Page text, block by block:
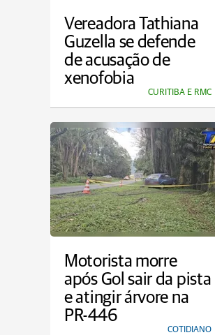
Vereadora Tathiana
Guzella se defende
de acusação de
xenofobia
CURITIBA E RMC
Motorista morre
após Gol sair da pista
e atingir árvore na
PR-446
COTIDIANO